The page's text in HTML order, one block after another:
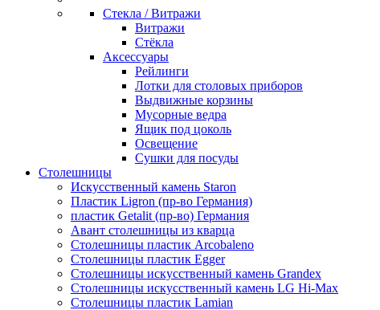
Стекла / Витражи
Витражи
Стёкла
Аксессуары
Рейлинги
Лотки для столовых приборов
Выдвижные корзины
Мусорные ведра
Ящик под цоколь
Освещение
Сушки для посуды
Столешницы
Искусственный камень Staron
Пластик Ligron (пр-во Германия)
пластик Getalit (пр-во) Германия
Авант столешницы из кварца
Столешницы пластик Arcobaleno
Столешницы пластик Egger
Столешницы искусственный камень Grandex
Столешницы искусственный камень LG Hi-Max
Столешницы пластик Lamian